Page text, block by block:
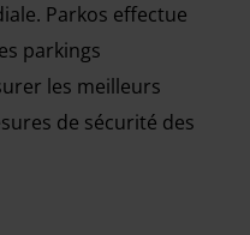
Parkos effectue
parkings
les meilleurs
de sécurité des